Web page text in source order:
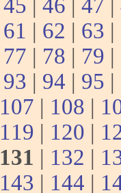
45 | 46 | 47 |
61 | 62 | 63 |
77 | 78 | 79 |
93 | 94 | 95 |
107 | 108 |
119 | 120 |
131 | 132 |
143 | 144 |